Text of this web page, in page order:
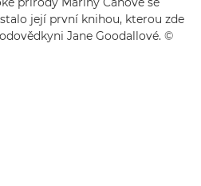
její první knihou, kterou zde
Jane Goodallové. ©